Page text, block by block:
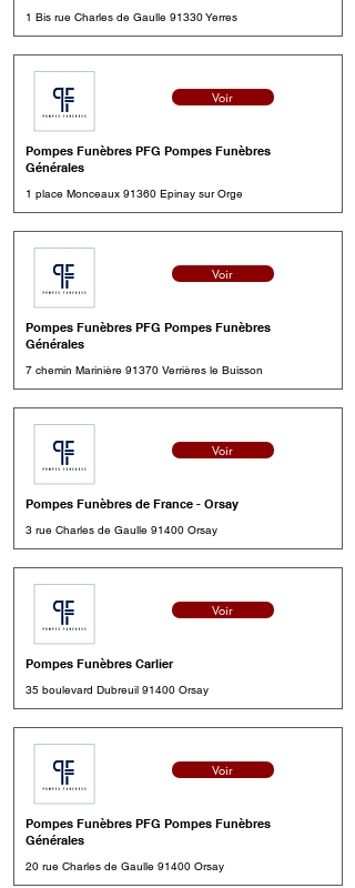
1 Bis rue Charles de Gaulle 91330 Yerres
Voir
Pompes Funèbres PFG Pompes Funèbres
Générales
1 place Monceaux 91360 Epinay sur Orge
Voir
Pompes Funèbres PFG Pompes Funèbres
Générales
7 chemin Marinière 91370 Verrières le Buisson
Voir
Pompes Funèbres de France - Orsay
3 rue Charles de Gaulle 91400 Orsay
Voir
Pompes Funèbres Carlier
35 boulevard Dubreuil 91400 Orsay
Voir
Pompes Funèbres PFG Pompes Funèbres
Générales
20 rue Charles de Gaulle 91400 Orsay